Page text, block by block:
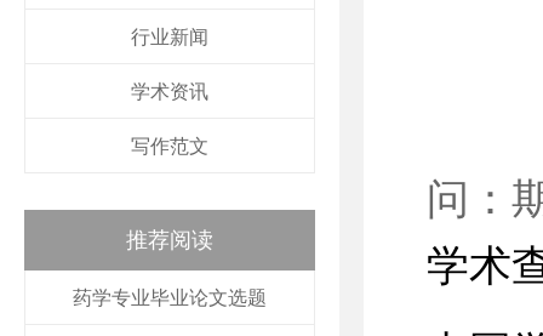
行业新闻
学术资讯
写作范文
推荐阅读
药学专业毕业论文选题
问：
学术